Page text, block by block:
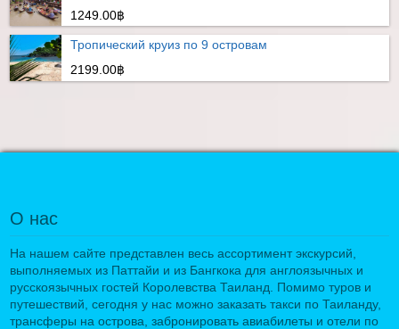
1249.00฿
Тропический круиз по 9 островам
2199.00฿
О нас
На нашем сайте представлен весь ассортимент экскурсий,
выполняемых из Паттайи и из Бангкока для англоязычных и
русскоязычных гостей Королевства Таиланд. Помимо туров и
путешествий, сегодня у нас можно заказать такси по Таиланду,
трансферы на острова, забронировать авиабилеты и отели по